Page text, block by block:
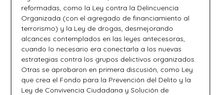
reformadas, como la Ley contra la Delincuencia
Organizada (con el agregado de financiamiento al
terrorismo) y la Ley de drogas, desmejorando
alcances contemplados en las leyes antecesoras,
cuando lo necesario era conectarla a los nuevas
estrategias contra los grupos delictivos organizados.
Otras se aprobaron en primera discusión, como Ley
que crea el Fondo para la Prevención del Delito y la
Ley de Convivencia Ciudadana y Solución de